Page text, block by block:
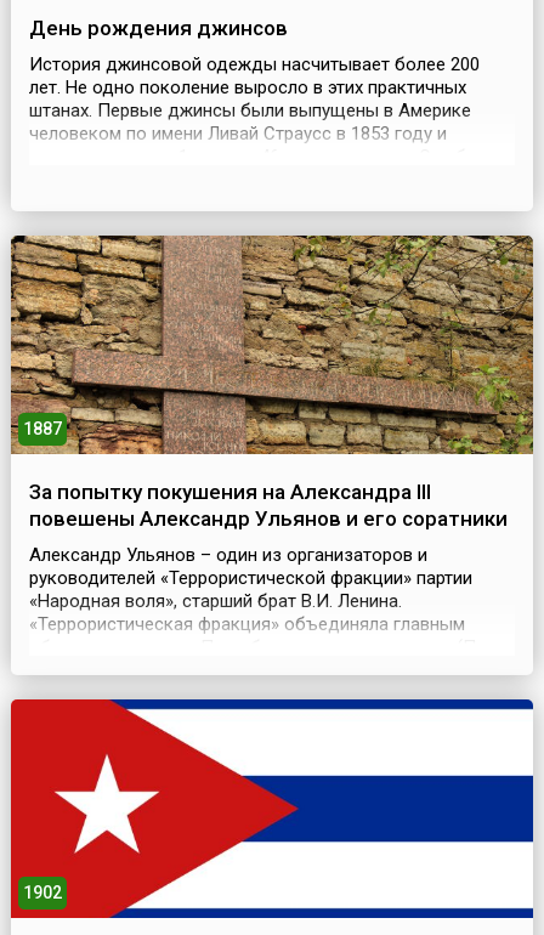
День рождения джинсов
История джинсовой одежды насчитывает более 200
лет. Не одно поколение выросло в этих практичных
штанах. Первые джинсы были выпущены в Америке
человеком по имени Ливай Страусс в 1853 году и
золотоискателе...
1887
За попытку покушения на Александра III
повешены Александр Ульянов и его соратники
Александр Ульянов – один из организаторов и
руководителей «Террористической фракции» партии
«Народная воля», старший брат В.И. Ленина.
«Террористическая фракция» объединяла главным
Андреюшкин, В. Генералов, О. Говорухин, Ю. Лукашевич,
других народовольческих групп, поддерживала связи с
1902